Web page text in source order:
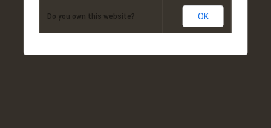
Do you own this website? OK